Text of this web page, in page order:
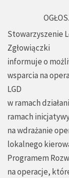
Stowarzyszenie
Zgłowiączki
informuje o
wsparcia na
LGD
w ramach
ramach
na wdrażanie
lokalnego
Programem
na operacje,